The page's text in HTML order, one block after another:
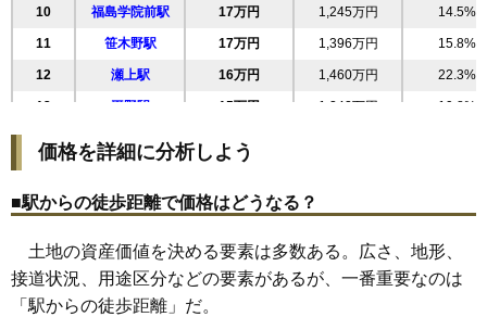
29 吉倉 24万円 1,648万円 22.8%
30 八島町 24万円 1,432万円 20.8%
31 豊田町 23万円 1,078万円 15.0%
32 森合町 23万円 1,493万円 26.0%
34 泉 22万円
35 堀河町 22万円
37 郷野目 22万円 1,673万円 23.1%
22万円 20.0%
10 福島学院前駅 17万円 1,245万円 14.5%
11 笹木野駅 17万円 1,396万円 15.8%
12 瀬上駅 16万円 1,460万円 22.3%
13 平野駅 15万円 1,242万円 19.8%
医王寺前駅
16 笹谷駅 14万円
桜水駅 12万円 980万円 10.7%
19 庭坂駅
価格を詳細に分析しよう
■駅からの徒歩距離で価格はどうなる？
土地の資産価値を決める要素は多数ある。広さ、地形、
接道状況、用途区分などの要素があるが、一番重要なのは
「駅からの徒歩距離」だ。